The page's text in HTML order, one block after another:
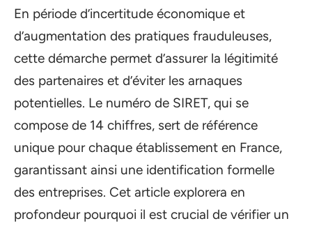
En période d’incertitude économique et
d’augmentation des pratiques frauduleuses,
cette démarche permet d’assurer la légitimité
des partenaires et d’éviter les arnaques
potentielles. Le numéro de SIRET, qui se
compose de 14 chiffres, sert de référence
unique pour chaque établissement en France,
garantissant ainsi une identification formelle
des entreprises. Cet article explorera en
profondeur pourquoi il est crucial de vérifier un